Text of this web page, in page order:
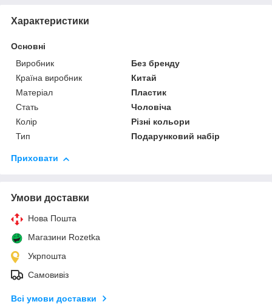
Характеристики
Основні
Виробник
Без бренду
Країна виробник
Китай
Матеріал
Пластик
Стать
Чоловіча
Колір
Різні кольори
Тип
Подарунковий набір
Приховати
Умови доставки
Нова Пошта
Магазини Rozetka
Укрпошта
Самовивіз
Всі умови доставки